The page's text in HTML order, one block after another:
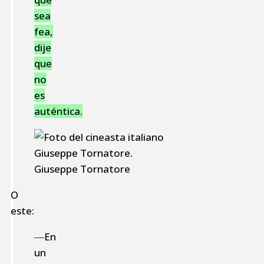
sea
fea,
dije
que
no
es
auténtica.
Giuseppe Tornatore
O
este:
―En
un